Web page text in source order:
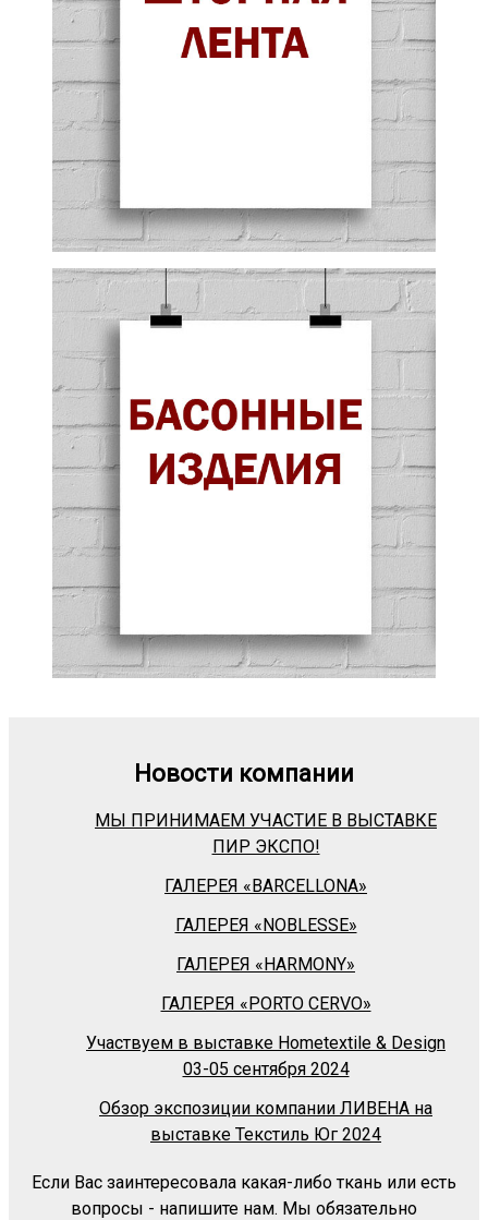
Новости компании
МЫ ПРИНИМАЕМ УЧАСТИЕ В ВЫСТАВКЕ
ПИР ЭКСПО!
ГАЛЕРЕЯ «BARСELLONA»
ГАЛЕРЕЯ «NOBLESSE»
ГАЛЕРЕЯ «HARMONY»
ГАЛЕРЕЯ «PORTO CERVO»
Участвуем в выставке Hometextile & Design
03-05 сентября 2024
Обзор экспозиции компании ЛИВЕНА на
выставке Текстиль Юг 2024
Если Вас заинтересовала какая-либо ткань или есть
вопросы - напишите нам. Мы обязательно